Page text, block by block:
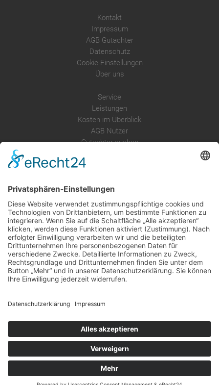
Kontakt
Impressum
AGB Gutachter
Datenschutz
Cookie-Einstellungen
Über uns
Service
Leistungen
Kosten im Überblick
AGB Nutzer
Gutachter suchen
Anfrage
Presse
Partner: Der DGuSV
als Gutachter eintragen
Infos für Suchende
© 2026 | www.deutsche-gutachterauskunft.de | Alle Rechte vorbehalten